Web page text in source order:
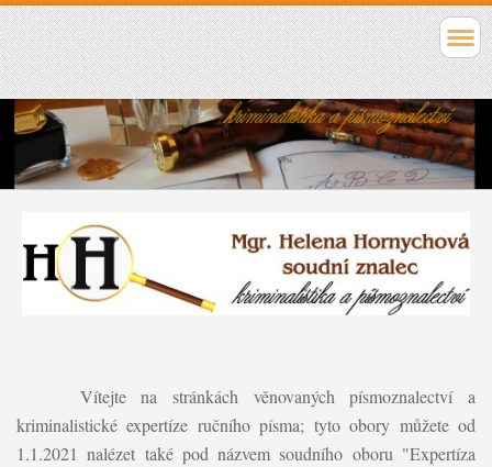
Vítejte na stránkách věnovanýchpísmoznalectví a
kriminalistické expertíze ručního písma; tyto obory můžete od
1.1.2021 nalézet také pod názvem soudního oboru "Expertíza